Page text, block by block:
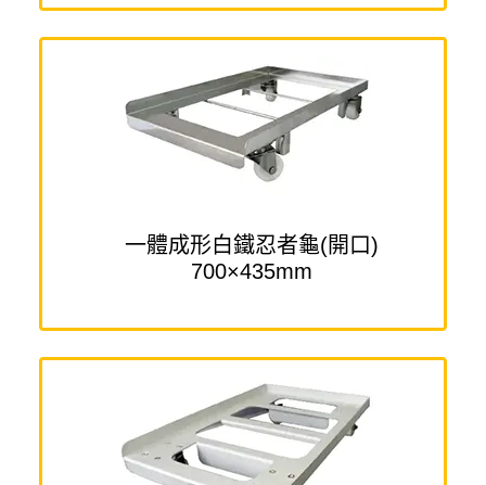
一體成形白鐵忍者龜(開口)
700×435mm